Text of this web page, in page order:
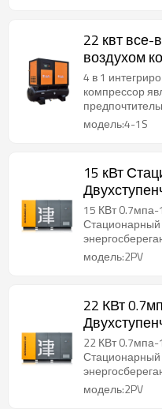
22 квт
воздухом
4 в 1
компрессор
промышленных
модель:4-1S
15 кВт
Воздушный
0.7мпа-
15 КВт
Стационарный
Компрессор
модель:2PV
22 КВт
Компрессор
22 КВт
Стационарный
Компрессор
модель:2PV